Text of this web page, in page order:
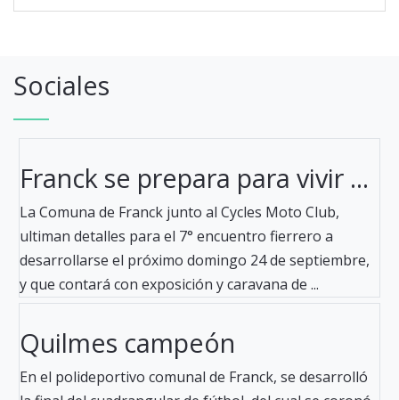
Sociales
Franck se prepara para vivir ...
La Comuna de Franck junto al Cycles Moto Club,
ultiman detalles para el 7° encuentro fierrero a
desarrollarse el próximo domingo 24 de septiembre,
y que contará con exposición y caravana de ...
Quilmes campeón
En el polideportivo comunal de Franck, se desarrolló